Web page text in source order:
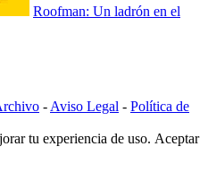
Roofman: Un ladrón en el
- Aviso Legal - Política de
tu experiencia de uso. Aceptar